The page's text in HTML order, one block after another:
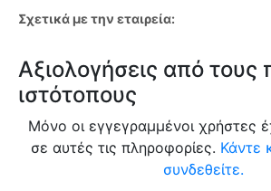
Σχετικά με την εταιρεία:
Αξιολογήσεις από
ιστότοπους
Μόνο οι εγγεγραμμένοι χρήστες
σε αυτές τις πληροφορίες. Κάντε
συνδεθείτε.